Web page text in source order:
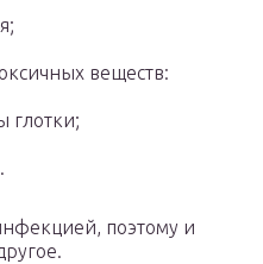
веществ:
глотки;
поэтому и